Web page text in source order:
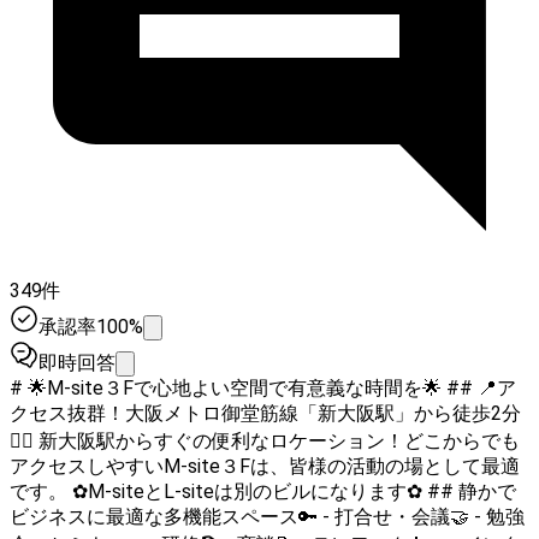
349件
承認率100%
即時回答
# 🌟M-site３Fで心地よい空間で有意義な時間を🌟 ## 📍ア
クセス抜群！大阪メトロ御堂筋線「新大阪駅」から徒歩2分
🚶‍♀️ 新大阪駅からすぐの便利なロケーション！どこからでも
アクセスしやすいM-site３Fは、皆様の活動の場として最適
です。 ✿M-siteとL-siteは別のビルになります✿ ## 静かで
ビジネスに最適な多機能スペース🔑 - 打合せ・会議🤝 - 勉強